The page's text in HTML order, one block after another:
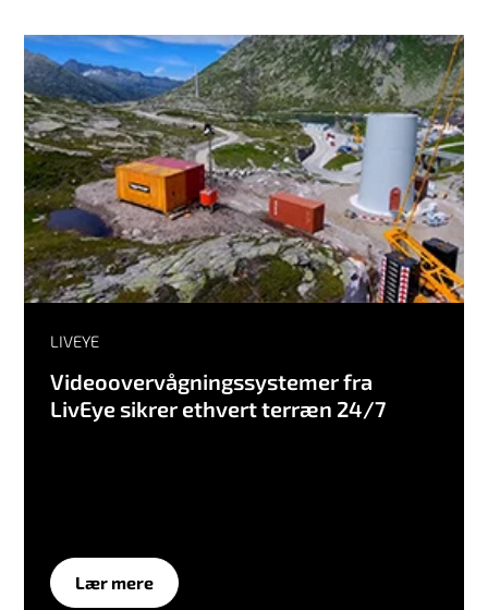
LIVEYE
Videoovervågningssystemer fra
LivEye sikrer ethvert terræn 24/7
Lær mere